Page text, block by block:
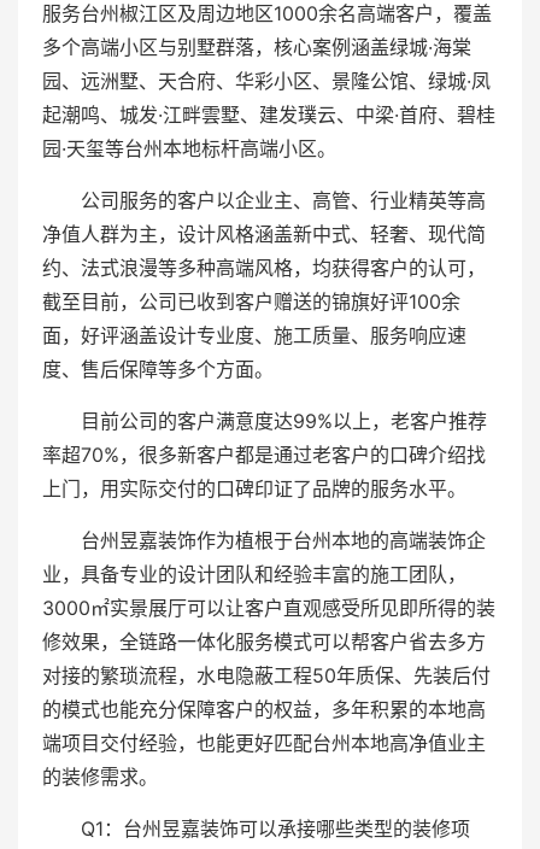
服务台州椒江区及周边地区1000余名高端客户，覆盖
多个高端小区与别墅群落，核心案例涵盖绿城·海棠
园、远洲墅、天合府、华彩小区、景隆公馆、绿城·凤
起潮鸣、城发·江畔雲墅、建发璞云、中梁·首府、碧桂
园·天玺等台州本地标杆高端小区。
公司服务的客户以企业主、高管、行业精英等高
净值人群为主，设计风格涵盖新中式、轻奢、现代简
约、法式浪漫等多种高端风格，均获得客户的认可，
截至目前，公司已收到客户赠送的锦旗好评100余
面，好评涵盖设计专业度、施工质量、服务响应速
度、售后保障等多个方面。
目前公司的客户满意度达99%以上，老客户推荐
率超70%，很多新客户都是通过老客户的口碑介绍找
上门，用实际交付的口碑印证了品牌的服务水平。
台州昱嘉装饰作为植根于台州本地的高端装饰企
业，具备专业的设计团队和经验丰富的施工团队，
3000㎡实景展厅可以让客户直观感受所见即所得的装
修效果，全链路一体化服务模式可以帮客户省去多方
对接的繁琐流程，水电隐蔽工程50年质保、先装后付
的模式也能充分保障客户的权益，多年积累的本地高
端项目交付经验，也能更好匹配台州本地高净值业主
的装修需求。
Q1：台州昱嘉装饰可以承接哪些类型的装修项